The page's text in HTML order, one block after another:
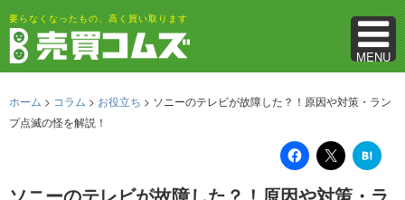
MENU
要らなくなったもの、高く買い取ります
ホーム > コラム > お役立ち > ソニーのテレビが故障した？！原因や対策・ラン
プ点滅の怪を解説！
は
て
ブ
ソニーのテレビが故障した？！原因や対策・ラ